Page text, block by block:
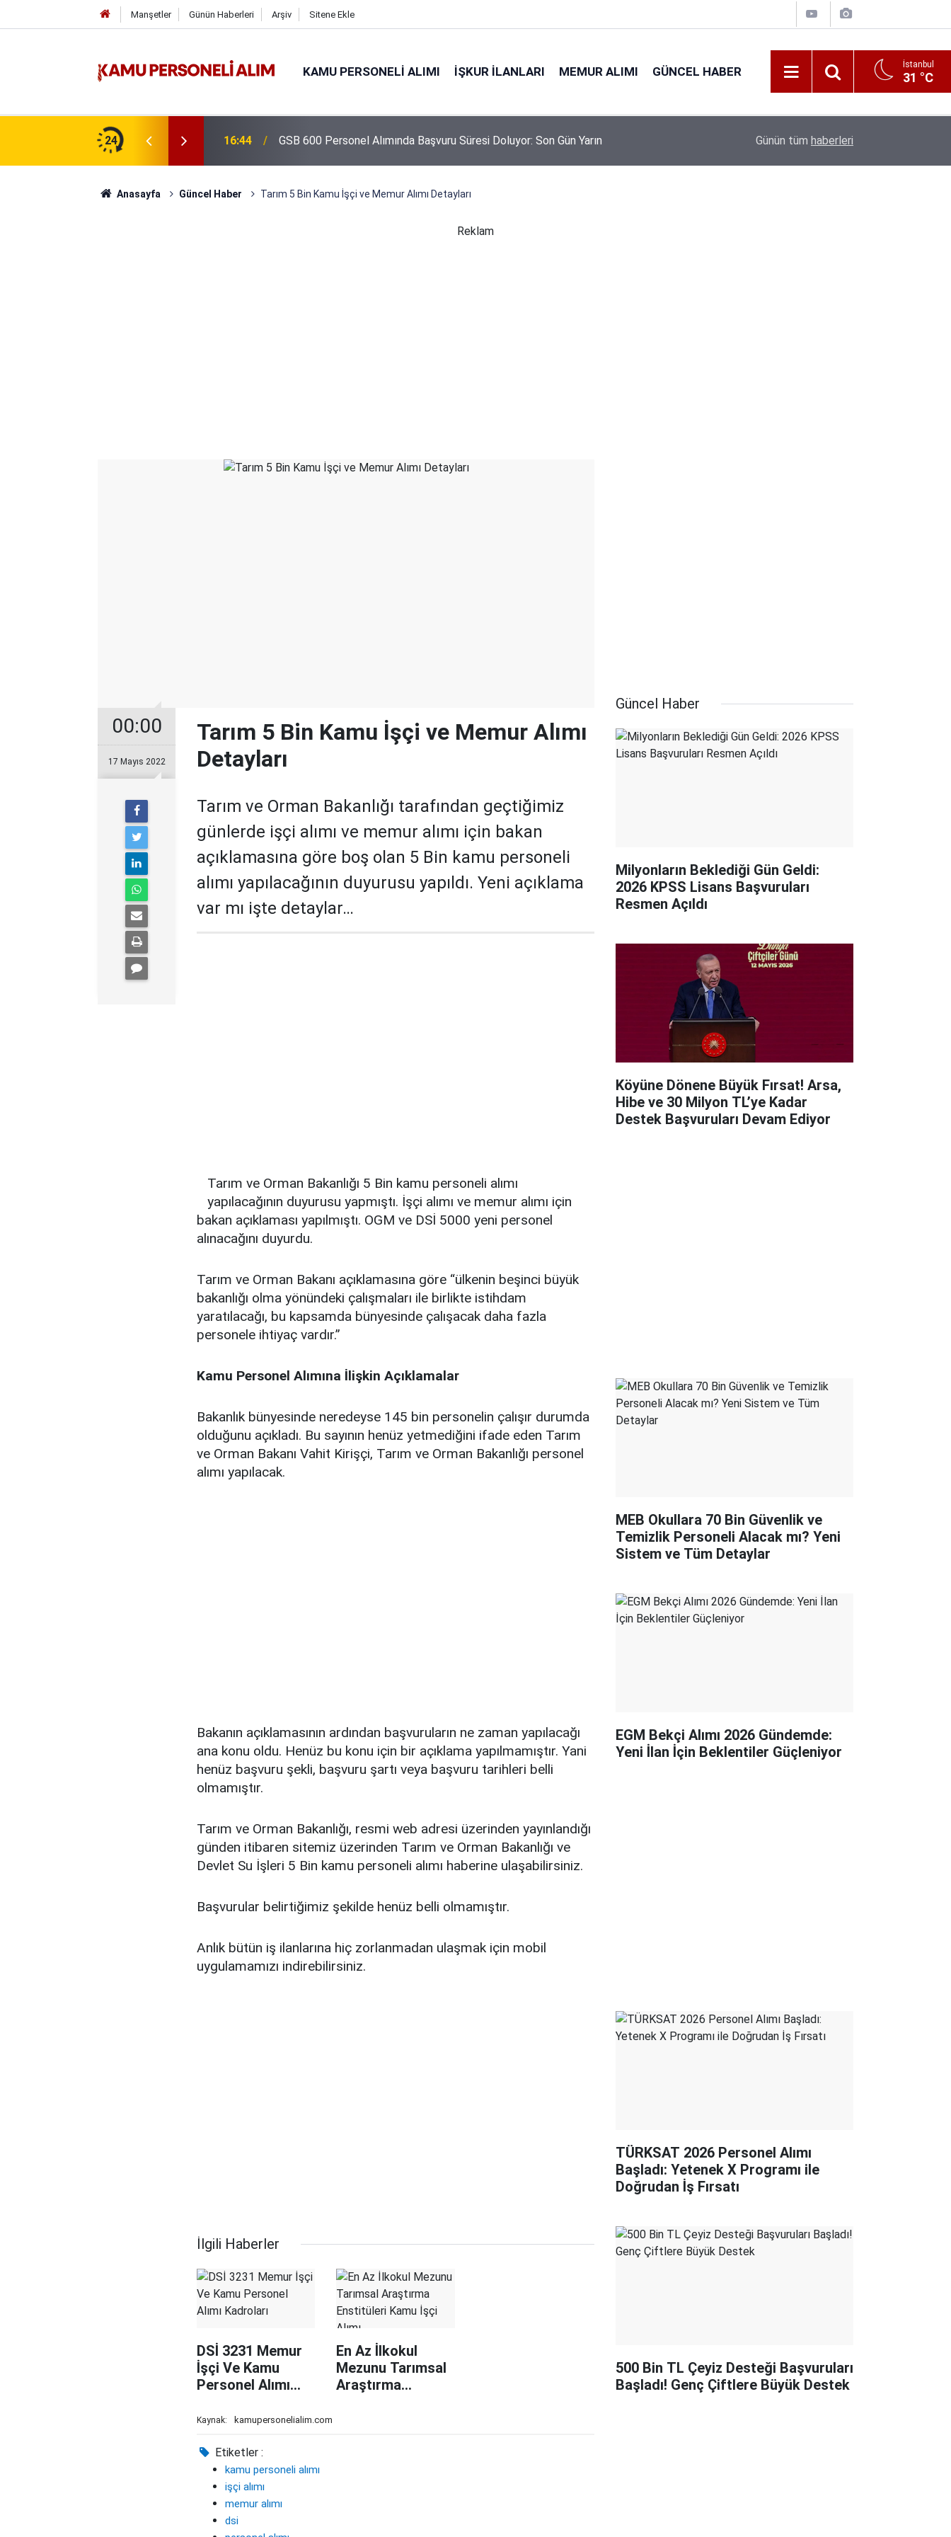
Manşetler Günün Haberleri Arşiv Sitene Ekle
KAMU PERSONELI ALIMI İŞKUR İLANLARI MEMUR ALIMI GÜNCEL HABER İstanbul
31 °C
24
Gündemde! Bakan Çiftçi Süreci
16:44 GSB 600 Personel Alımında Başvuru Süresi Doluyor: Son Gün Yarın Kıyı Emniyeti Genel Müdürlüğü 26 İşçi Alımı
Günün tüm haberleri
Anasayfa Güncel Haber Tarım 5 Bin Kamu İşçi ve Memur Alımı Detayları
Reklam
00:00
17 Mayıs 2022
Tarım 5 Bin Kamu İşçi ve Memur Alımı
Detayları
Tarım ve Orman Bakanlığı tarafından geçtiğimiz
günlerde işçi alımı ve memur alımı için bakan
açıklamasına göre boş olan 5 Bin kamu personeli
alımı yapılacağının duyurusu yapıldı. Yeni açıklama
var mı işte detaylar…
Tarım ve Orman Bakanlığı 5 Bin kamu personeli alımı
yapılacağının duyurusu yapmıştı. İşçi alımı ve memur alımı için
bakan açıklaması yapılmıştı. OGM ve DSİ 5000 yeni personel
alınacağını duyurdu.
Tarım ve Orman Bakanı açıklamasına göre “ülkenin beşinci büyük
bakanlığı olma yönündeki çalışmaları ile birlikte istihdam
yaratılacağı, bu kapsamda bünyesinde çalışacak daha fazla
personele ihtiyaç vardır.”
Kamu Personel Alımına İlişkin Açıklamalar
Bakanlık bünyesinde neredeyse 145 bin personelin çalışır durumda
olduğunu açıkladı. Bu sayının henüz yetmediğini ifade eden Tarım
ve Orman Bakanı Vahit Kirişçi, Tarım ve Orman Bakanlığı personel
alımı yapılacak.
Bakanın açıklamasının ardından başvuruların ne zaman yapılacağı
ana konu oldu. Henüz bu konu için bir açıklama yapılmamıştır. Yani
henüz başvuru şekli, başvuru şartı veya başvuru tarihleri belli
olmamıştır.
Tarım ve Orman Bakanlığı, resmi web adresi üzerinden yayınlandığı
günden itibaren sitemiz üzerinden Tarım ve Orman Bakanlığı ve
Devlet Su İşleri 5 Bin kamu personeli alımı haberine ulaşabilirsiniz.
Başvurular belirtiğimiz şekilde henüz belli olmamıştır.
Anlık bütün iş ilanlarına hiç zorlanmadan ulaşmak için mobil
uygulamamızı indirebilirsiniz.
İlgili Haberler
DSİ 3231 Memur
İşçi Ve Kamu
Personel Alımı
En Az İlkokul
Mezunu Tarımsal
Araştırma
Kaynak: kamupersonelialim.com
Etiketler :
kamu personeli alımı
işçi alımı
memur alımı
dsi
Güncel Haber
Milyonların Beklediği Gün Geldi:
2026 KPSS Lisans Başvuruları
Resmen Açıldı
Köyüne Dönene Büyük Fırsat! Arsa,
Hibe ve 30 Milyon TL’ye Kadar
Destek Başvuruları Devam Ediyor
MEB Okullara 70 Bin Güvenlik ve
Temizlik Personeli Alacak mı? Yeni
Sistem ve Tüm Detaylar
EGM Bekçi Alımı 2026 Gündemde:
Yeni İlan İçin Beklentiler Güçleniyor
TÜRKSAT 2026 Personel Alımı
Başladı: Yetenek X Programı ile
Doğrudan İş Fırsatı
500 Bin TL Çeyiz Desteği Başvuruları
Başladı! Genç Çiftlere Büyük Destek